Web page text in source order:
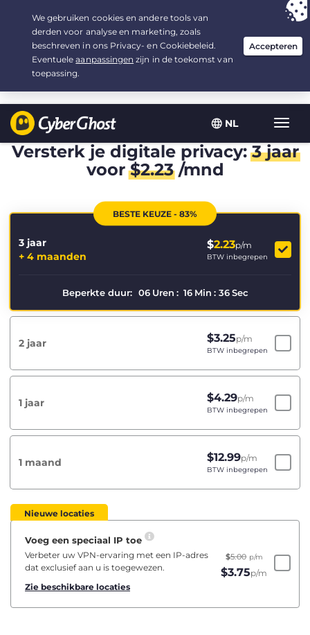
NL
Uw keuze:de beste aanbieding voor 3.3333333333333 jaar, voor $
2.23/maand
Versterk je digitale privacy:3 jaar
voor$2.23/mnd
BESTE KEUZE - 83%
3 jaar
+ 4 maanden
$2.23p/m
BTW inbegrepen
Beperkte duur: 06 Uren : 16 Min : 36 Sec
2 jaar $3.25p/m
BTW inbegrepen
1 jaar $4.29p/m
BTW inbegrepen
1 maand $12.99p/m
BTW inbegrepen
Nieuwe locaties
Voeg een speciaal IP toe
Verbeter uw VPN-ervaring met een IP-adres
dat exclusief aan u is toegewezen.
Zie beschikbare locaties
$5.00 p/m
$3.75p/m